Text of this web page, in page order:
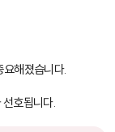
요해졌습니다.
선호됩니다.